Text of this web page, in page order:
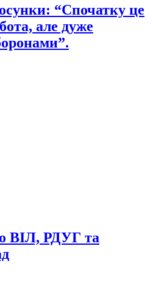
“Спочатку це
але дуже
ВІЛ, РДУГ та